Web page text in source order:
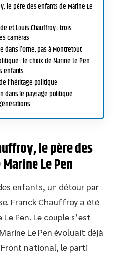
le père des enfants de Marine Le
et Louis Chauffroy : trois
caméras
dans l’Orne, pas à Montretout
: le choix de Marine Le Pen
enfants
l’héritage politique
dans le paysage politique
le père des
Le Pen
enfants, un détour par
Franck Chauffroy a été
Pen. Le couple s’est
Le Pen évoluait déjà
national, le parti